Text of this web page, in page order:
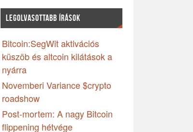
LEGOLVASOTTABB ÍRÁSOK
Bitcoin:SegWit aktivációs
küszöb és altcoin kilátások a
nyárra
Novemberi Variance $crypto
roadshow
Post-mortem: A nagy Bitcoin
flippening hétvége